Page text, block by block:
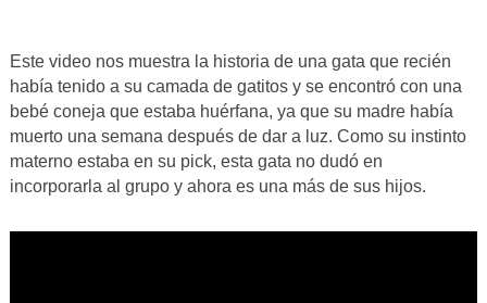
Este video nos muestra la historia de una gata que recién
había tenido a su camada de gatitos y se encontró con una
bebé coneja que estaba huérfana, ya que su madre había
muerto una semana después de dar a luz. Como su instinto
materno estaba en su pick, esta gata no dudó en
incorporarla al grupo y ahora es una más de sus hijos.